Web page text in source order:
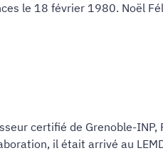
le 18 février 1980. Noël
certifié de Grenoble-
il était arrivé au